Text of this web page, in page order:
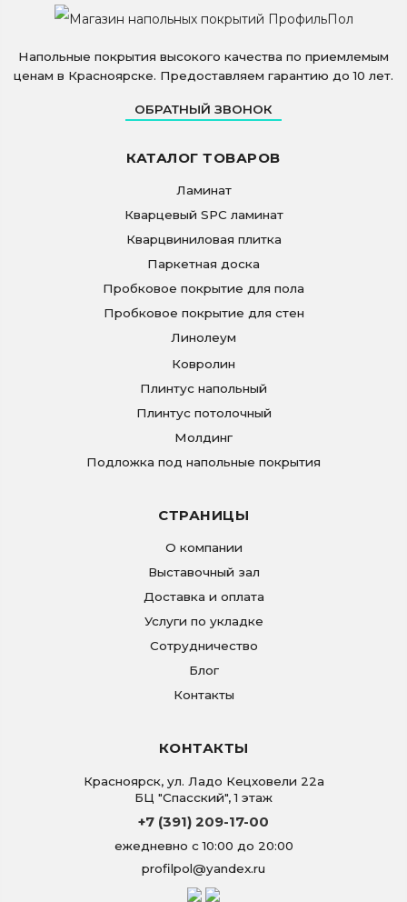
Напольные покрытия высокого качества по приемлемым
ценам в Красноярске. Предоставляем гарантию до 10 лет.
ОБРАТНЫЙ ЗВОНОК
КАТАЛОГ ТОВАРОВ
Ламинат
Кварцевый SPC ламинат
Кварцвиниловая плитка
Паркетная доска
Пробковое покрытие для пола
Пробковое покрытие для стен
Линолеум
Ковролин
Плинтус напольный
Плинтус потолочный
Молдинг
Подложка под напольные покрытия
СТРАНИЦЫ
О компании
Выставочный зал
Доставка и оплата
Услуги по укладке
Сотрудничество
Блог
Контакты
КОНТАКТЫ
Красноярск, ул. Ладо Кецховели 22а
БЦ "Спасский", 1 этаж
+7 (391) 209-17-00
ежедневно с 10:00 до 20:00
profilpol@yandex.ru